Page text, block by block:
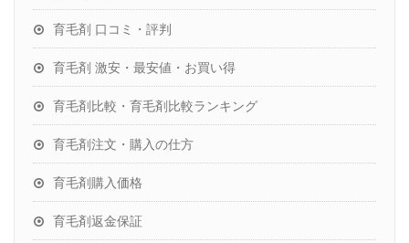
育毛剤 口コミ・評判
育毛剤 激安・最安値・お買い得
育毛剤比較・育毛剤比較ランキング
育毛剤注文・購入の仕方
育毛剤購入価格
育毛剤返金保証